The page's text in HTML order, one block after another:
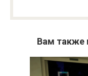
Вам также